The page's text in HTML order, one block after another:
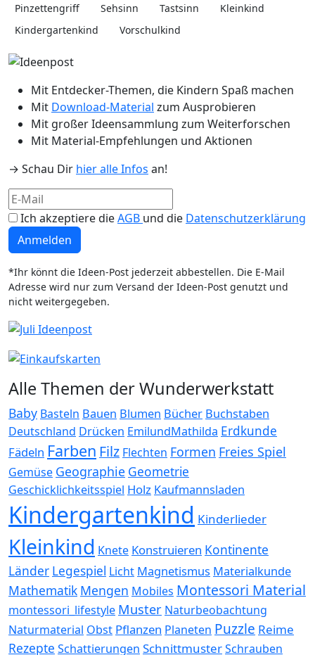
Pinzettengriff
Sehsinn Tastsinn
Kleinkind
Kindergartenkind
Vorschulkind
Mit Entdecker-Themen, die Kindern Spaß machen
Mit Download-Material zum Ausprobieren
Mit großer Ideensammlung zum Weiterforschen
Mit Material-Empfehlungen und Aktionen
→ Schau Dir hier alle Infos an!
Ich akzeptiere dieAGB und die Datenschutzerklärung
Anmelden
*Ihr könnt die Ideen-Post jederzeit abbestellen. Die E-Mail
Adresse wird nur zum Versand der Ideen-Post genutzt und
nicht weitergegeben.
Alle Themen der Wunderwerkstatt
Baby Basteln Bauen Blumen Bücher Buchstaben
Deutschland Drücken EmilundMathilda Erdkunde
Fädeln Farben Filz Flechten Formen Freies Spiel
Gemüse Geographie Geometrie
Geschicklichkeitsspiel Holz Kaufmannsladen
Kindergartenkind Kinderlieder
Kleinkind Knete Konstruieren Kontinente
Länder Legespiel Licht Magnetismus Materialkunde
Mathematik Mengen Mobiles Montessori Material
montessori_lifestyle Muster Naturbeobachtung
Naturmaterial Obst Pflanzen Planeten Puzzle Reime
Rezepte Schattierungen SchnittmusterSchrauben